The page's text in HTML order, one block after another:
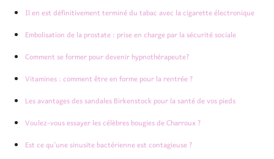
Il en est définitivement terminé du tabac avec la cigarette électronique
Embolisation de la prostate : prise en charge par la sécurité sociale
Comment se former pour devenir hypnothérapeute?
Vitamines : comment être en forme pour la rentrée ?
Les avantages des sandales Birkenstock pour la santé de vos pieds
Voulez-vous essayer les célèbres bougies de Charroux ?
Est ce qu’une sinusite bactérienne est contagieuse ?